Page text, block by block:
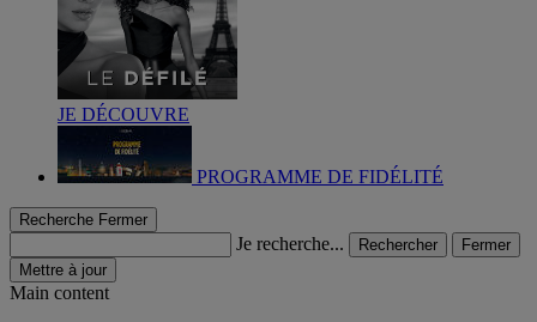
JE DÉCOUVRE
PROGRAMME DE FIDÉLITÉ
Recherche Fermer
Je recherche... Rechercher
Fermer
Mettre à jour
Main content